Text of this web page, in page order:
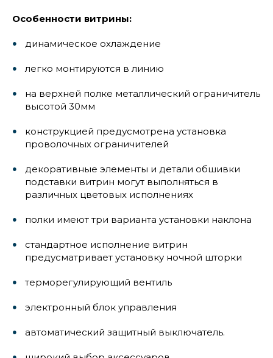
Особенности витрины:
динамическое охлаждение
легко монтируются в линию
на верхней полке металлический ограничитель
высотой 30мм
конструкцией предусмотрена установка
проволочных ограничителей
декоративные элементы и детали обшивки
подставки витрин могут выполняться в
различных цветовых исполнениях
полки имеют три варианта установки наклона
стандартное исполнение витрин
предусматривает установку ночной шторки
терморегулирующий вентиль
электронный блок управления
автоматический защитный выключатель.